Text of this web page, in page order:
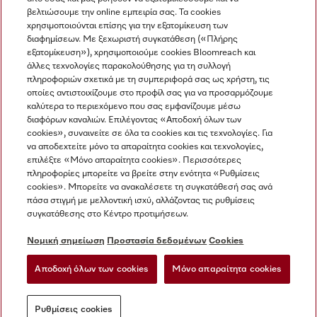
Η εταιρεία μας
Όροι και Προϋποθέσεις
Προστασία δεδομένων
Όροι Χρήσης
Δήλωση Προσβασιμότητας
Νόμος για τις ψηφιακές υπηρεσίες
Ρυθμίσεις cookies
Miele στο Instagram
Miele στο Facebook
Miele στο Youtube
βελτιώσουμε την online εμπειρία σας. Τα cookies
χρησιμοποιούνται επίσης για την εξατομίκευση των
διαφημίσεων. Με ξεχωριστή συγκατάθεση («Πλήρης
εξατομίκευση»), χρησιμοποιούμε cookies Bloomreach και
άλλες τεχνολογίες παρακολούθησης για τη συλλογή
πληροφοριών σχετικά με τη συμπεριφορά σας ως χρήστη, τις
οποίες αντιστοιχίζουμε στο προφίλ σας για να προσαρμόζουμε
καλύτερα το περιεχόμενο που σας εμφανίζουμε μέσω
διαφόρων καναλιών. Επιλέγοντας «Αποδοχή όλων των
cookies», συναινείτε σε όλα τα cookies και τις τεχνολογίες. Για
να αποδεχτείτε μόνο τα απαραίτητα cookies και τεχνολογίες,
επιλέξτε «Μόνο απαραίτητα cookies». Περισσότερες
πληροφορίες μπορείτε να βρείτε στην ενότητα «Ρυθμίσεις
cookies». Μπορείτε να ανακαλέσετε τη συγκατάθεσή σας ανά
πάσα στιγμή με μελλοντική ισχύ, αλλάζοντας τις ρυθμίσεις
συγκατάθεσης στο Κέντρο προτιμήσεων.
Νομική σημείωση Προστασία δεδομένων Cookies
Αποδοχή όλων των cookies Μόνο απαραίτητα cookies
Ρυθμίσεις cookies